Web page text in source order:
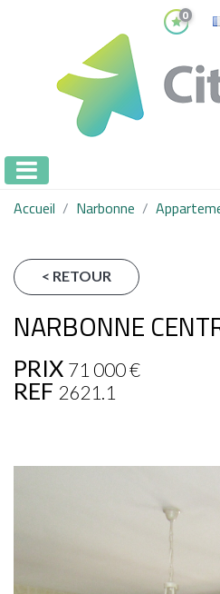
0
Accueil Narbonne
< RETOUR
NARBONNE
PRIX 71 000€
REF 2621.1